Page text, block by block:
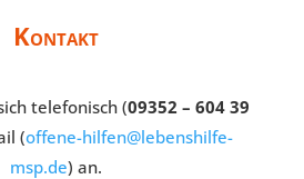
Kontakt
telefonisch (09352 – 604 39
(offene-hilfen@lebenshilfe-
msp.de) an.